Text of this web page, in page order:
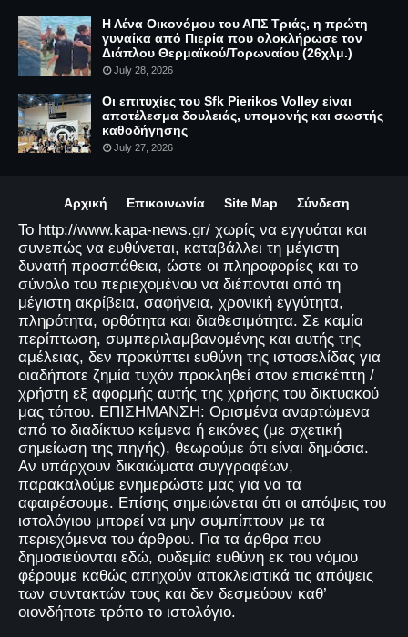
Η Λένα Οικονόμου του ΑΠΣ Τριάς, η πρώτη
γυναίκα από Πιερία που ολοκλήρωσε τον
Διάπλου Θερμαϊκού/Τορωναίου (26χλμ.)
July 28, 2026
Οι επιτυχίες του Sfk Pierikos Volley είναι
αποτέλεσμα δουλειάς, υπομονής και σωστής
καθοδήγησης
July 27, 2026
Αρχική Επικοινωνία Site Map Σύνδεση
Το http://www.kapa-news.gr/ χωρίς να εγγυάται και
συνεπώς να ευθύνεται, καταβάλλει τη μέγιστη
δυνατή προσπάθεια, ώστε οι πληροφορίες και το
σύνολο του περιεχομένου να διέπονται από τη
μέγιστη ακρίβεια, σαφήνεια, χρονική εγγύτητα,
πληρότητα, ορθότητα και διαθεσιμότητα. Σε καμία
περίπτωση, συμπεριλαμβανομένης και αυτής της
αμέλειας, δεν προκύπτει ευθύνη της ιστοσελίδας για
οιαδήποτε ζημία τυχόν προκληθεί στον επισκέπτη /
χρήστη εξ αφορμής αυτής της χρήσης του δικτυακού
μας τόπου. ΕΠΙΣΗΜΑΝΣΗ: Ορισμένα αναρτώμενα
από το διαδίκτυο κείμενα ή εικόνες (με σχετική
σημείωση της πηγής), θεωρούμε ότι είναι δημόσια.
Αν υπάρχουν δικαιώματα συγγραφέων,
παρακαλούμε ενημερώστε μας για να τα
αφαιρέσουμε. Επίσης σημειώνεται ότι οι απόψεις του
ιστολόγιου μπορεί να μην συμπίπτουν με τα
περιεχόμενα του άρθρου. Για τα άρθρα που
δημοσιεύονται εδώ, ουδεμία ευθύνη εκ του νόμου
φέρουμε καθώς απηχούν αποκλειστικά τις απόψεις
των συντακτών τους και δεν δεσμεύουν καθ’
οιονδήποτε τρόπο το ιστολόγιο.